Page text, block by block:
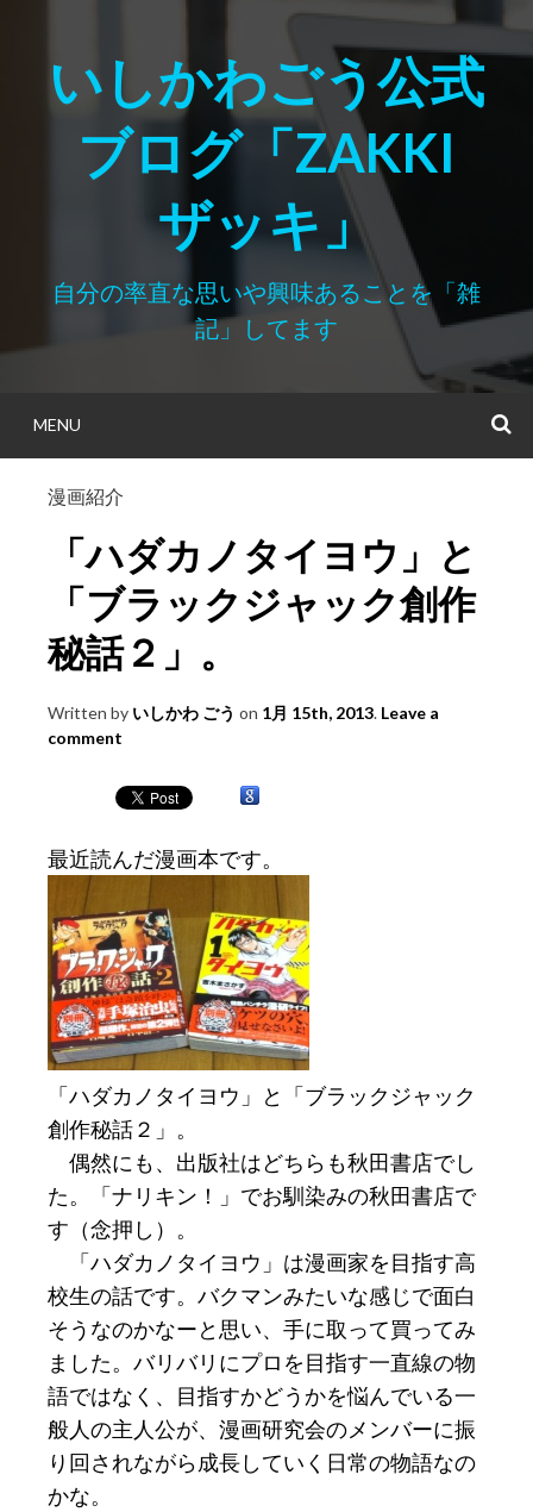
contentいしかわごう公式
ブログ「ZAKKI
ザッキ」
自分の率直な思いや興味あることを「雑
記」してます
MENU
漫画紹介
「ハダカノタイヨウ」と
「ブラックジャック創作
秘話２」。
Written by いしかわ ごう on 1月 15th, 2013. Leave a
comment
最近読んだ漫画本です。
「ハダカノタイヨウ」と「ブラックジャック
創作秘話２」。
偶然にも、出版社はどちらも秋田書店でし
た。「ナリキン！」でお馴染みの秋田書店で
す（念押し）。
「ハダカノタイヨウ」は漫画家を目指す高
校生の話です。バクマンみたいな感じで面白
そうなのかなーと思い、手に取って買ってみ
ました。バリバリにプロを目指す一直線の物
語ではなく、目指すかどうかを悩んでいる一
般人の主人公が、漫画研究会のメンバーに振
り回されながら成長していく日常の物語なの
かな。